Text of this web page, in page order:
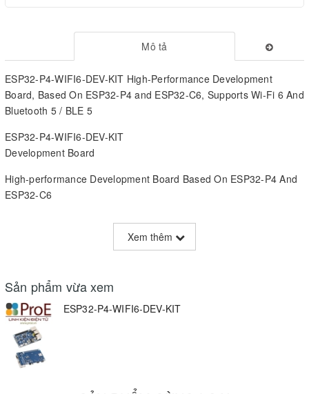
Mô tả
ESP32-P4-WIFI6-DEV-KIT High-Performance Development
Board, Based On ESP32-P4 and ESP32-C6, Supports Wi-Fi 6 And
Bluetooth 5 / BLE 5
ESP32-P4-WIFI6-DEV-KIT
Development Board
High-performance Development Board Based On ESP32-P4 And
ESP32-C6
Rich Human-machine Interfaces
Development Board Introduction
This product is a high-performance development board based on
ESP32-P4 chip, with integrated RISC-V 32-bit dual-core and
single-core processors. It features rich Human-Machine
interfaces, including MIPI-CSI (with integrated Image Signal
Xem thêm
Sản phẩm vừa xem
ESP32-P4-WIFI6-DEV-KIT